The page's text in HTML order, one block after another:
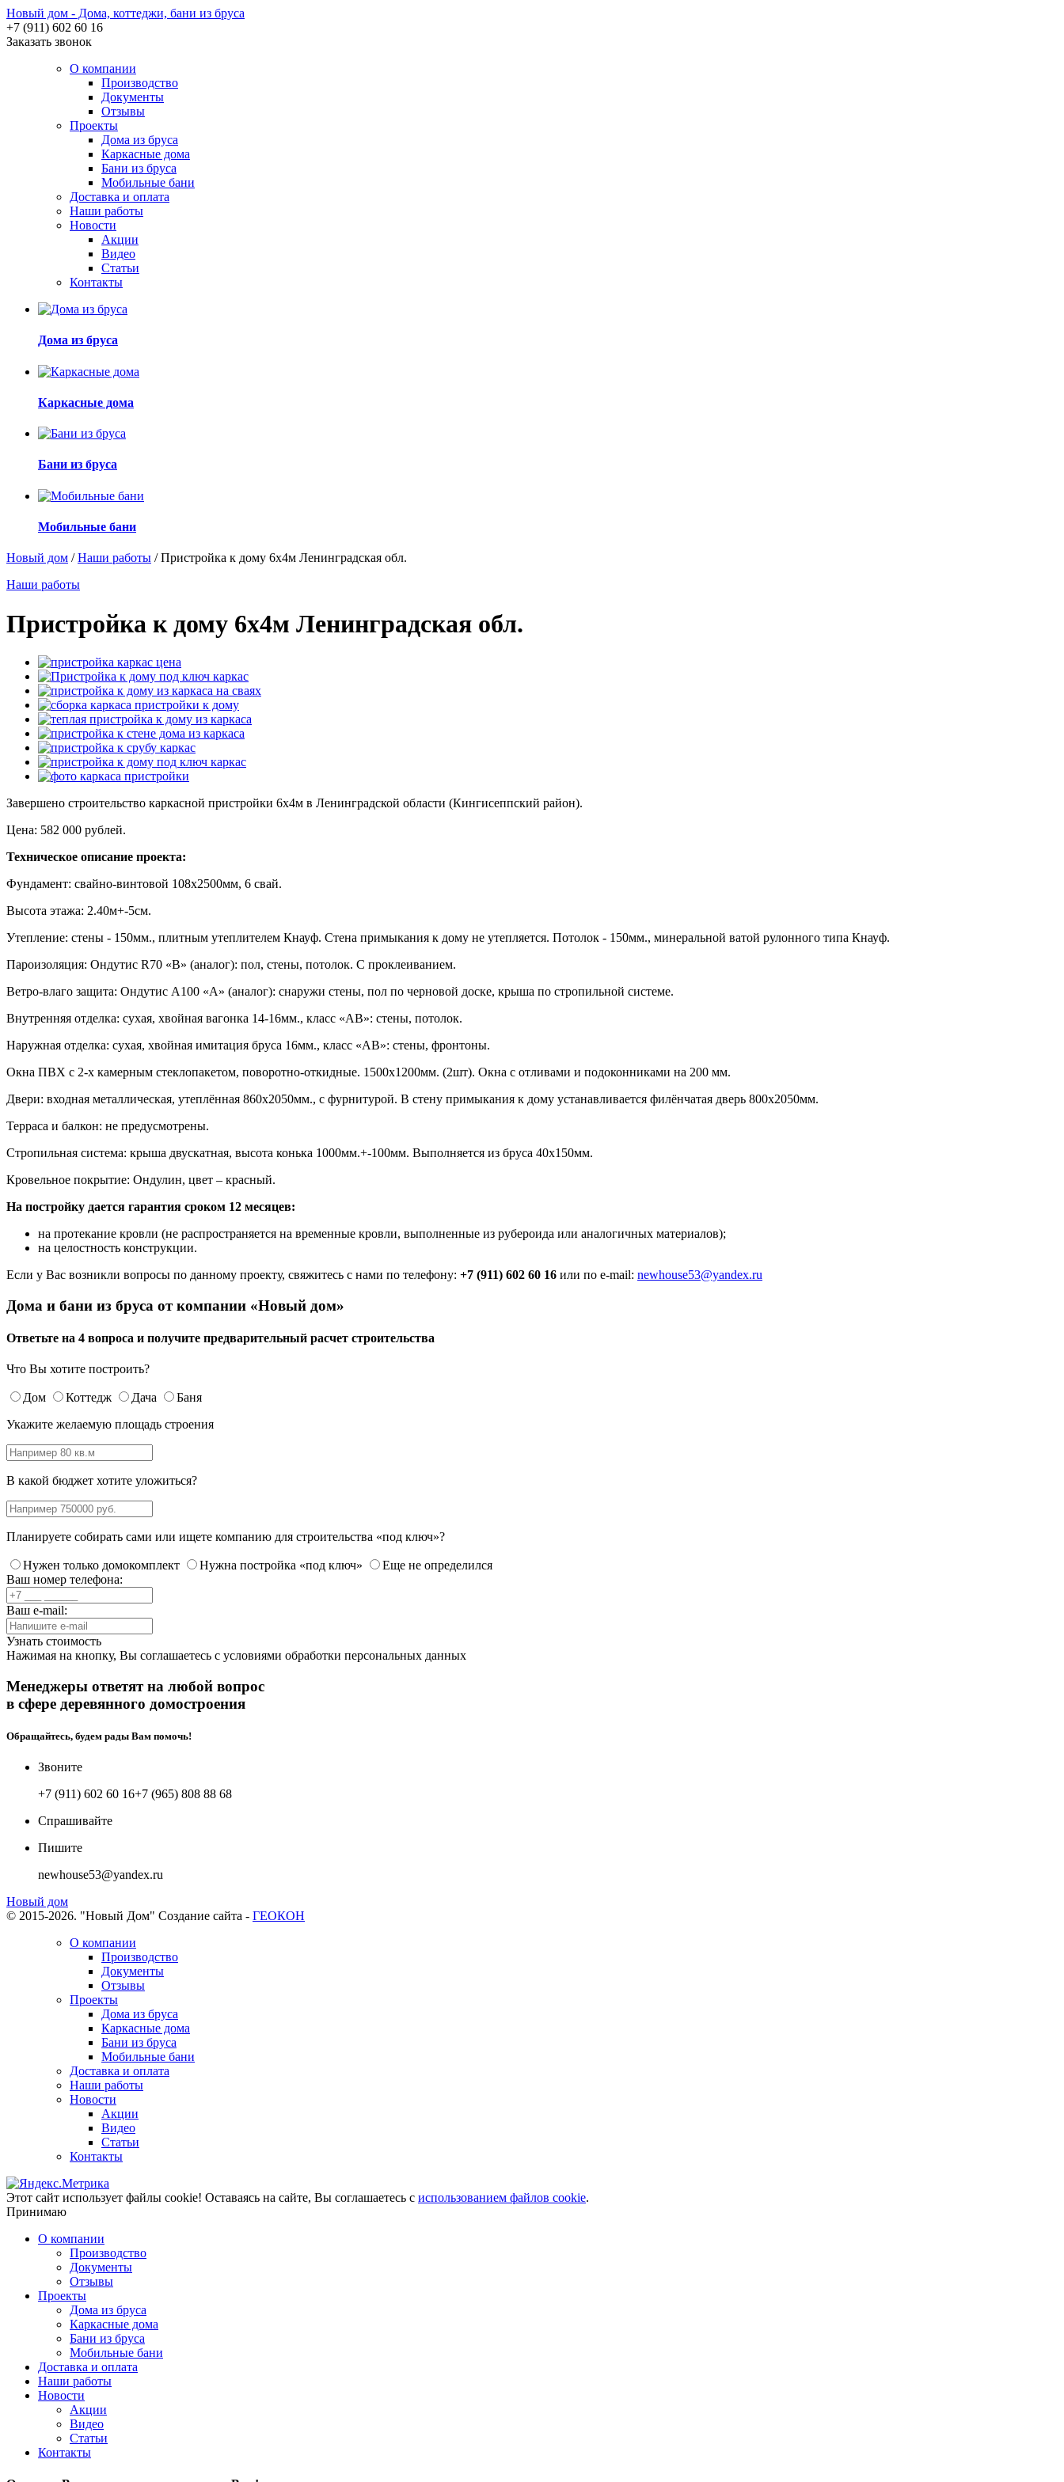
Новый дом - Дома, коттеджи, бани из бруса
+7 (911) 602 60 16
Заказать звонок
О компании
Производство
Документы
Отзывы
Проекты
Дома из бруса
Каркасные дома
Бани из бруса
Мобильные бани
Доставка и оплата
Наши работы
Новости
Акции
Видео
Статьи
Контакты
Дома из бруса
Каркасные дома
Бани из бруса
Мобильные бани
Новый дом / Наши работы / Пристройка к дому 6x4м Ленинградская обл.
Наши работы
Пристройка к дому 6x4м Ленинградская обл.
Завершено строительство каркасной пристройки 6х4м в Ленинградской области (Кингисеппский район).
Цена: 582 000 рублей.
Техническое описание проекта:
Фундамент: свайно-винтовой 108х2500мм, 6 свай.
Высота этажа: 2.40м+-5см.
Утепление: стены - 150мм., плитным утеплителем Кнауф. Стена примыкания к дому не утепляется. Потолок - 150мм., минеральной ватой рулонного типа Кнауф.
Пароизоляция: Ондутис R70 «В» (аналог): пол, стены, потолок. С проклеиванием.
Ветро-влаго защита: Ондутис А100 «А» (аналог): снаружи стены, пол по черновой доске, крыша по стропильной системе.
Внутренняя отделка: сухая, хвойная вагонка 14-16мм., класс «АВ»: стены, потолок.
Наружная отделка: сухая, хвойная имитация бруса 16мм., класс «АВ»: стены, фронтоны.
Окна ПВХ с 2-х камерным стеклопакетом, поворотно-откидные. 1500х1200мм. (2шт). Окна с отливами и подоконниками на 200 мм.
Двери: входная металлическая, утеплённая 860х2050мм., с фурнитурой. В стену примыкания к дому устанавливается филёнчатая дверь 800х2050мм.
Терраса и балкон: не предусмотрены.
Стропильная система: крыша двускатная, высота конька 1000мм.+-100мм. Выполняется из бруса 40х150мм.
Кровельное покрытие: Ондулин, цвет – красный.
На постройку дается гарантия сроком 12 месяцев:
на протекание кровли (не распространяется на временные кровли, выполненные из рубероида или аналогичных материалов);
на целостность конструкции.
Если у Вас возникли вопросы по данному проекту, свяжитесь с нами по телефону: +7 (911) 602 60 16 или по e-mail: newhouse53@yandex.ru
Дома и бани из бруса от компании «Новый дом»
Ответьте на 4 вопроса и получите предварительный расчет строительства
Что Вы хотите построить?
Дом Коттедж Дача
Баня
Укажите желаемую площадь строения
В какой бюджет хотите уложиться?
Планируете собирать сами или ищете компанию для строительства «под ключ»?
Нужен только домокомплект Нужна постройка «под ключ»
Еще не определился
Ваш номер телефона:
Ваш e-mail:
Узнать стоимость
Нажимая на кнопку, Вы соглашаетесь с условиями обработки персональных данных
Менеджеры ответят на любой вопрос
в сфере деревянного домостроения
Обращайтесь, будем рады Вам помочь!
Звоните
+7 (911) 602 60 16+7 (965) 808 88 68
Спрашивайте
Пишите
newhouse53@yandex.ru
Новый дом
© 2015-2026. "Новый Дом" Создание сайта - ГЕОКОН
О компании
Производство
Документы
Отзывы
Проекты
Дома из бруса
Каркасные дома
Бани из бруса
Мобильные бани
Доставка и оплата
Наши работы
Новости
Акции
Видео
Статьи
Контакты
Этот сайт использует файлы cookie! Оставаясь на сайте, Вы соглашаетесь с использованием файлов cookie.
Принимаю
О компании
Производство
Документы
Отзывы
Проекты
Дома из бруса
Каркасные дома
Бани из бруса
Мобильные бани
Доставка и оплата
Наши работы
Новости
Акции
Видео
Статьи
Контакты